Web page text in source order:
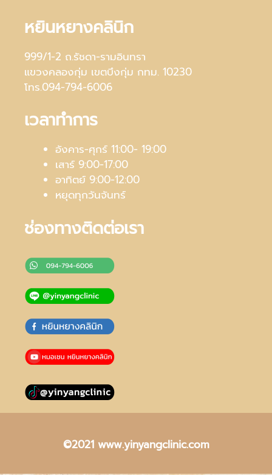
หยินหยางคลินิก
999/1-2 ถ.รัชดา-รามอินทรา
แขวงคลองกุ่ม เขตบึงกุ่ม กทม. 10230
โทร.094-794-6006
เวลาทำการ
อังคาร-ศุกร์ 11:00- 19:00
เสาร์ 9:00-17:00
อาทิตย์ 9:00-12:00
หยุดทุกวันจันทร์
ช่องทางติดต่อเรา
©2021 www.yinyangclinic.com